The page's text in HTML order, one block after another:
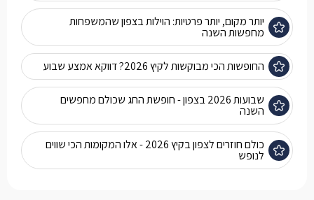
יותר מקום, יותר פרטיות: הוילות בצפון שהמשפחות
מחפשות השנה
החופשות הכי מבוקשות לקיץ 2026? דווקא אמצע שבוע
שבועות 2026 בצפון - חופשת החג שכולם מחפשים
השנה
כולם חוזרים לצפון בקיץ 2026 - אלו המקומות הכי שווים
לנופש